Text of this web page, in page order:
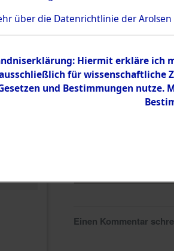
Einen Kommentar
über die Datenrichtlinie der Arolsen
Hiermit erkläre ich
für wissenschaftliche
und Bestimmungen nutze.